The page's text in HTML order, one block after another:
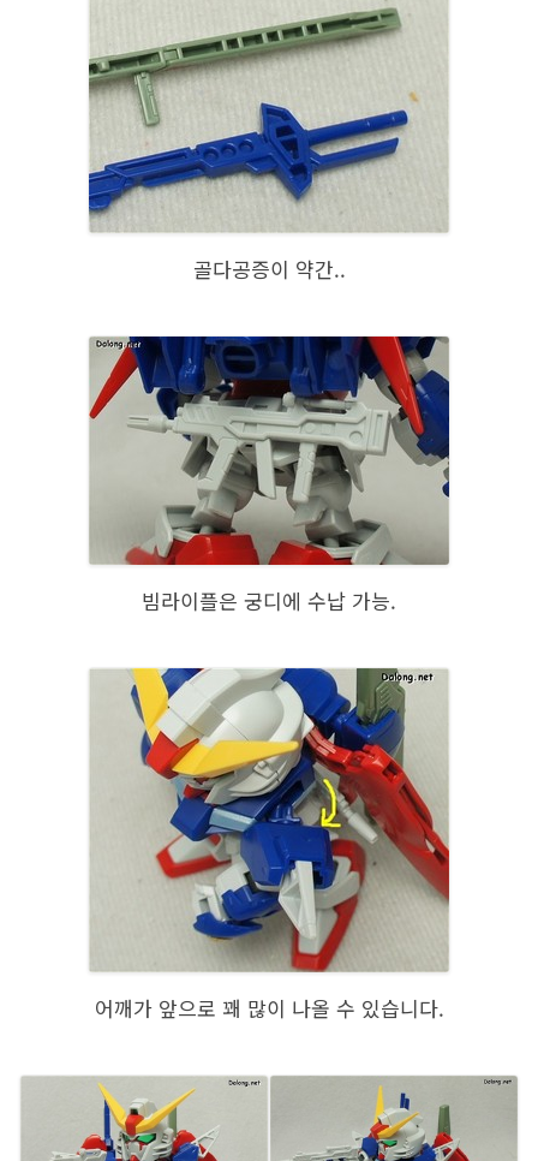
골다공증이 약간..
빔라이플은 궁디에 수납 가능.
어깨가 앞으로 꽤 많이 나올 수 있습니다.